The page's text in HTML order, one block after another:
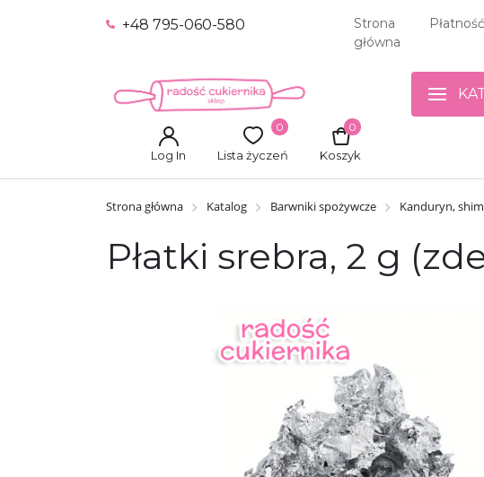
+48 795-060-580
Strona
główna
Płatność
Log In Lista życzeń
0
Koszyk
0
Strona główna Katalog Barwniki spożywcze Kanduryn,
Płatki srebra, 2 g